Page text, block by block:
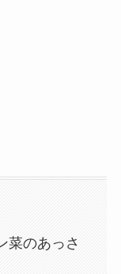
菜のあっさ